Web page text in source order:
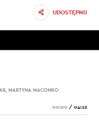
UDOSTĘPNIJ
MARTYNA MACONKO
00:00 / 04:12